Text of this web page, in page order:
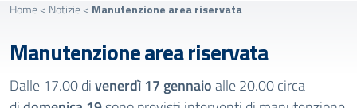
Home< Notizie< Manutenzione area riservata
Manutenzione area riservata
Dalle 17.00 divenerdì 17 gennaioalle 20.00 circa